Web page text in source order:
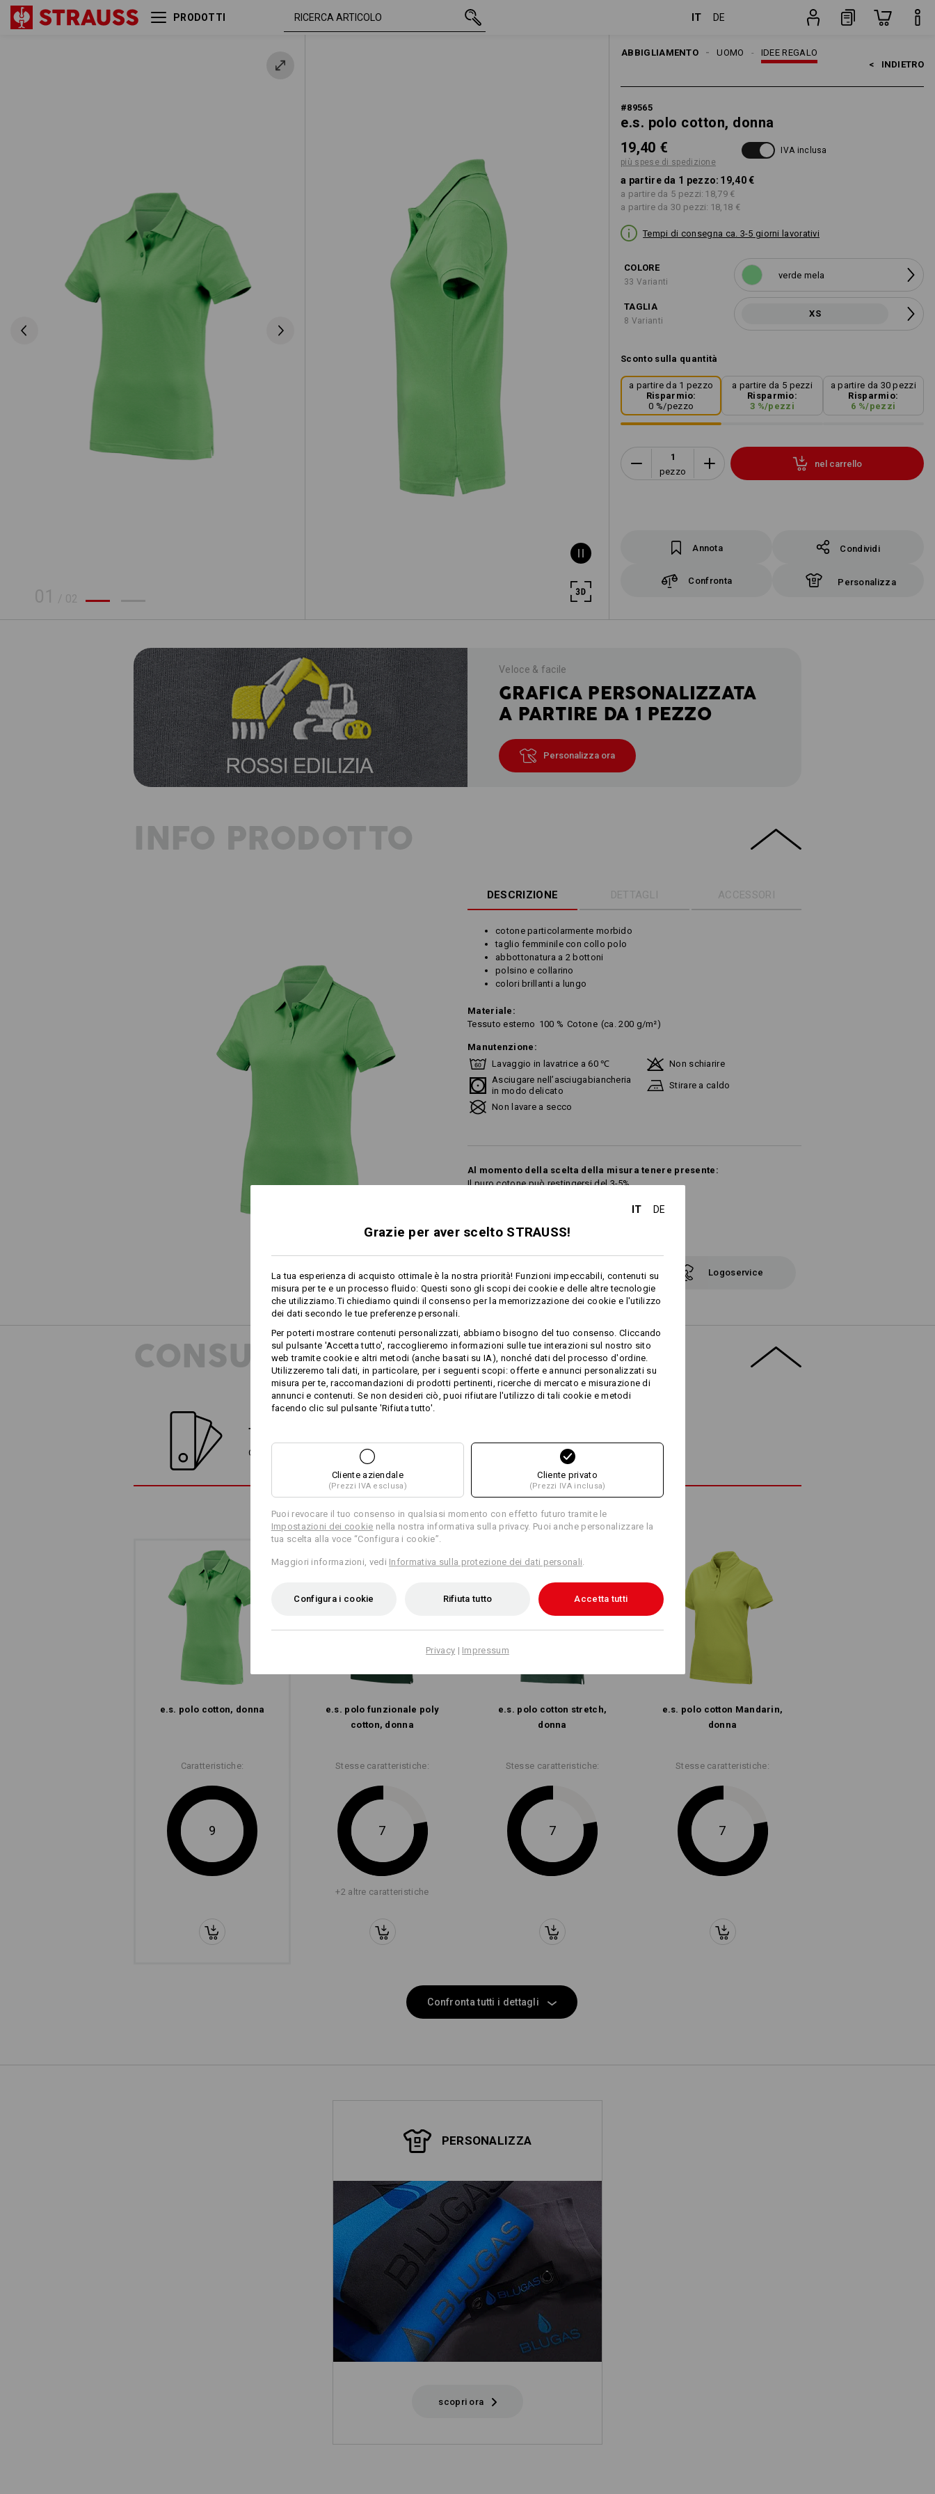
PRODOTTI IT DE
01 / 02
ABBIGLIAMENTO IDEE REGALO
UOMO
< INDIETRO
#89565
e.s. polo cotton, donna
19,40 €
più spese di spedizione
IVA inclusa
a partire da 1 pezzo: 19,40 €
a partire da 5 pezzi: 18,79 €
a partire da 30 pezzi: 18,18 €
Tempi di consegna ca. 3-5 giorni lavorativi
COLORE
33 Varianti
verde mela
TAGLIA
8 Varianti
XS
Sconto sulla quantità
a partire da 1 pezzo
Risparmio:
0 %/pezzo
a partire da 5 pezzi
Risparmio:
3 %/pezzi
a partire da 30 pezzi
Risparmio:
6 %/pezzi
pezzo
nel carrello
Annota Condividi
Confronta Personalizza
XS 19,40 €
Veloce & facile
GRAFICA PERSONALIZZATA
A PARTIRE DA 1 PEZZO
Personalizza ora
INFO PRODOTTO
DESCRIZIONE DETTAGLI ACCESSORI
cotone particolarmente morbido
taglio femminile con collo polo
abbottonatura a 2 bottoni
polsino e collarino
colori brillanti a lungo
Materiale:
Tessuto esterno 100 % Cotone (ca. 200 g/m²)
Manutenzione:
Lavaggio in lavatrice a 60 ℃
Non schiarire
Asciugare nell’asciugabiancheria
in modo delicato
Stirare a caldo
Non lavare a secco
Al momento della scelta della misura tenere presente:
Il puro cotone può restingersi del 3-5%.
Progetta tu Logoservice
CONSULENZA PER L'ACQUISTO
TROVA ALTERNATIVE
Confronta l'articolo attuale con le migliori alternative
e.s. polo cotton, donna
Caratteristiche:
9
e.s. polo funzionale poly
cotton, donna
e.s. polo cotton stretch,
donna
e.s. polo cotton Mandarin,
donna
Stesse caratteristiche:
7
+2 altre caratteristiche
Stesse caratteristiche:
7
Stesse caratteristiche:
7
Confronta tutti i dettagli
PERSONALIZZA
scopri ora
IT DE
Grazie per aver scelto STRAUSS!
La tua esperienza di acquisto ottimale è la nostra priorità! Funzioni impeccabili, contenuti su
misura per te e un processo fluido: Questi sono gli scopi dei cookie e delle altre tecnologie
che utilizziamo.Ti chiediamo quindi il consenso per la memorizzazione dei cookie e l'utilizzo
dei dati secondo le tue preferenze personali.
Per poterti mostrare contenuti personalizzati, abbiamo bisogno del tuo consenso. Cliccando
sul pulsante 'Accetta tutto', raccoglieremo informazioni sulle tue interazioni sul nostro sito
web tramite cookie e altri metodi (anche basati su IA), nonché dati del processo d'ordine.
Utilizzeremo tali dati, in particolare, per i seguenti scopi: offerte e annunci personalizzati su
misura per te, raccomandazioni di prodotti pertinenti, ricerche di mercato e misurazione di
annunci e contenuti. Se non desideri ciò, puoi rifiutare l'utilizzo di tali cookie e metodi
facendo clic sul pulsante 'Rifiuta tutto'.
Cliente aziendale
(Prezzi IVA esclusa)
Cliente privato
(Prezzi IVA inclusa)
Puoi revocare il tuo consenso in qualsiasi momento con effetto futuro tramite le
Impostazioni dei cookie nella nostra informativa sulla privacy. Puoi anche personalizzare la
tua scelta alla voce “Configura i cookie”.
Maggiori informazioni, vedi Informativa sulla protezione dei dati personali.
Configura i cookie Rifiuta tutto Accetta tutti
Privacy | Impressum